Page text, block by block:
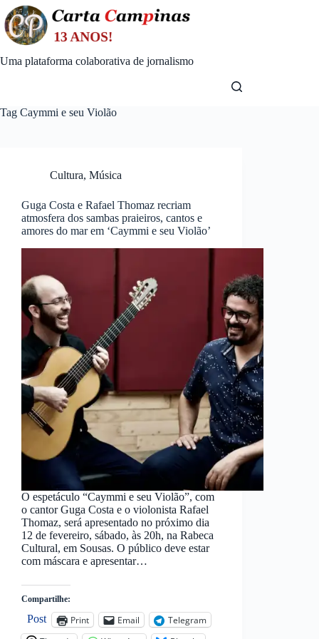
Skip
to
content
Uma plataforma colaborativa de jornalismo
Tag Caymmi e seu Violão
Cultura, Música
Guga Costa e Rafael Thomaz recriam
atmosfera dos sambas praieiros, cantos e
amores do mar em ‘Caymmi e seu Violão’
O espetáculo “Caymmi e seu Violão”, com
o cantor Guga Costa e o violonista Rafael
Thomaz, será apresentado no próximo dia
12 de fevereiro, sábado, às 20h, na Rabeca
Cultural, em Sousas. O público deve estar
com máscara e apresentar…
Compartilhe:
Post Print Email
Telegram